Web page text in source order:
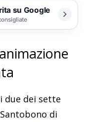
su Google
due dei sette
di